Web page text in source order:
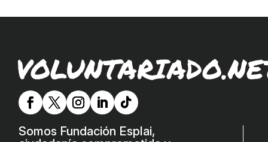
Somos Fundación Esplai,
La Fundació
Missió i valors
Els comptes clars